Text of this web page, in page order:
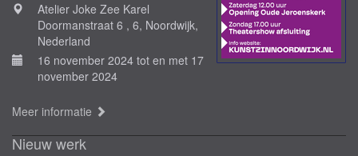
Atelier Joke Zee Karel
Doormanstraat 6 , 6, Noordwijk,
Nederland
16 november 2024 tot en met 17
november 2024
Meer informatie
Nieuw werk